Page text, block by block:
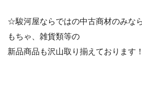
☆駿河屋ならではの中古商材のみな
もちゃ、雑貨類等の
新品商品も沢山取り揃えております！